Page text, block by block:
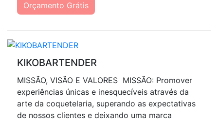
Orçamento Grátis
KIKOBARTENDER
MISSÃO, VISÃO E VALORES MISSÃO: Promover
experiências únicas e inesquecíveis através da
arte da coquetelaria, superando as expectativas
de nossos clientes e deixando uma marca